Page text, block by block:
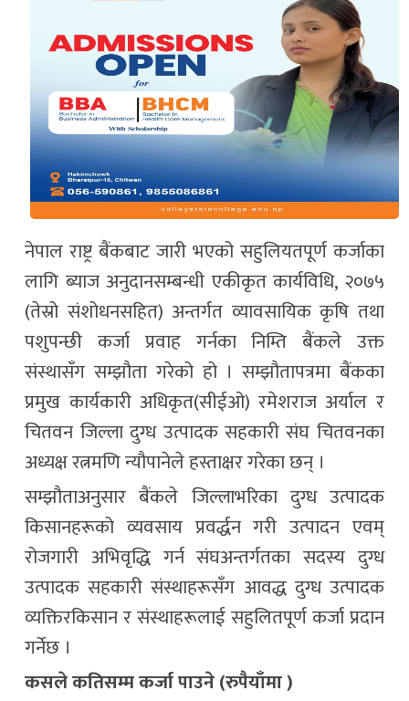
नेपाल राष्ट्र बैंकबाट जारी भएको सहुलियतपूर्ण कर्जाका
लागि ब्याज अनुदानसम्बन्धी एकीकृत कार्यविधि, २०७५
(तेस्रो संशोधनसहित) अन्तर्गत व्यावसायिक कृषि तथा
पशुपन्छी कर्जा प्रवाह गर्नका निम्ति बैंकले उक्त
संस्थासँग सम्झौता गरेको हो । सम्झौतापत्रमा बैंकका
प्रमुख कार्यकारी अधिकृत(सीईओ) रमेशराज अर्याल र
चितवन जिल्ला दुग्ध उत्पादक सहकारी संघ चितवनका
अध्यक्ष रत्नमणि न्यौपानेले हस्ताक्षर गरेका छन् ।
सम्झौताअनुसार बैंकले जिल्लाभरिका दुग्ध उत्पादक
किसानहरूको व्यवसाय प्रवर्द्धन गरी उत्पादन एवम्
रोजगारी अभिवृद्धि गर्न संघअन्तर्गतका सदस्य दुग्ध
उत्पादक सहकारी संस्थाहरूसँग आवद्ध दुग्ध उत्पादक
व्यक्तिरकिसान र संस्थाहरूलाई सहुलितपूर्ण कर्जा प्रदान
गर्नेछ ।
कसले कतिसम्म कर्जा पाउने (रुपैयाँमा )